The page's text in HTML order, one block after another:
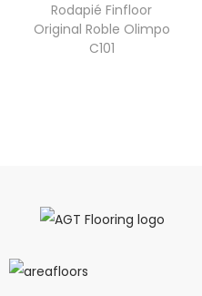
Rodapié Finfloor
Original Roble Olimpo
C101